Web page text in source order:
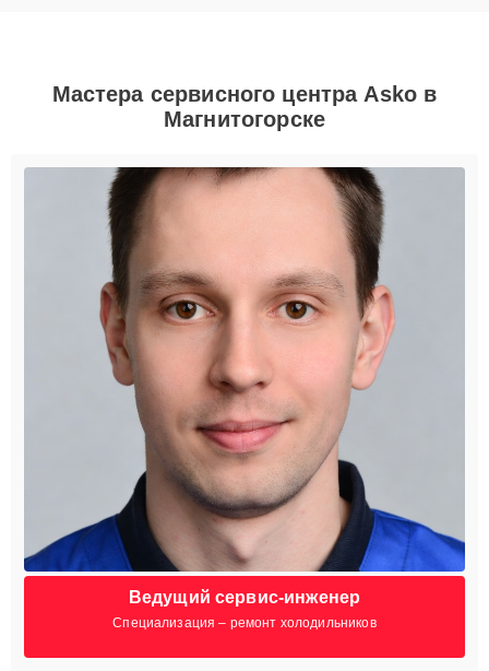
Мастера сервисного центра Asko в
Магнитогорске
Ведущий сервис-инженер
Специализация – ремонт холодильников